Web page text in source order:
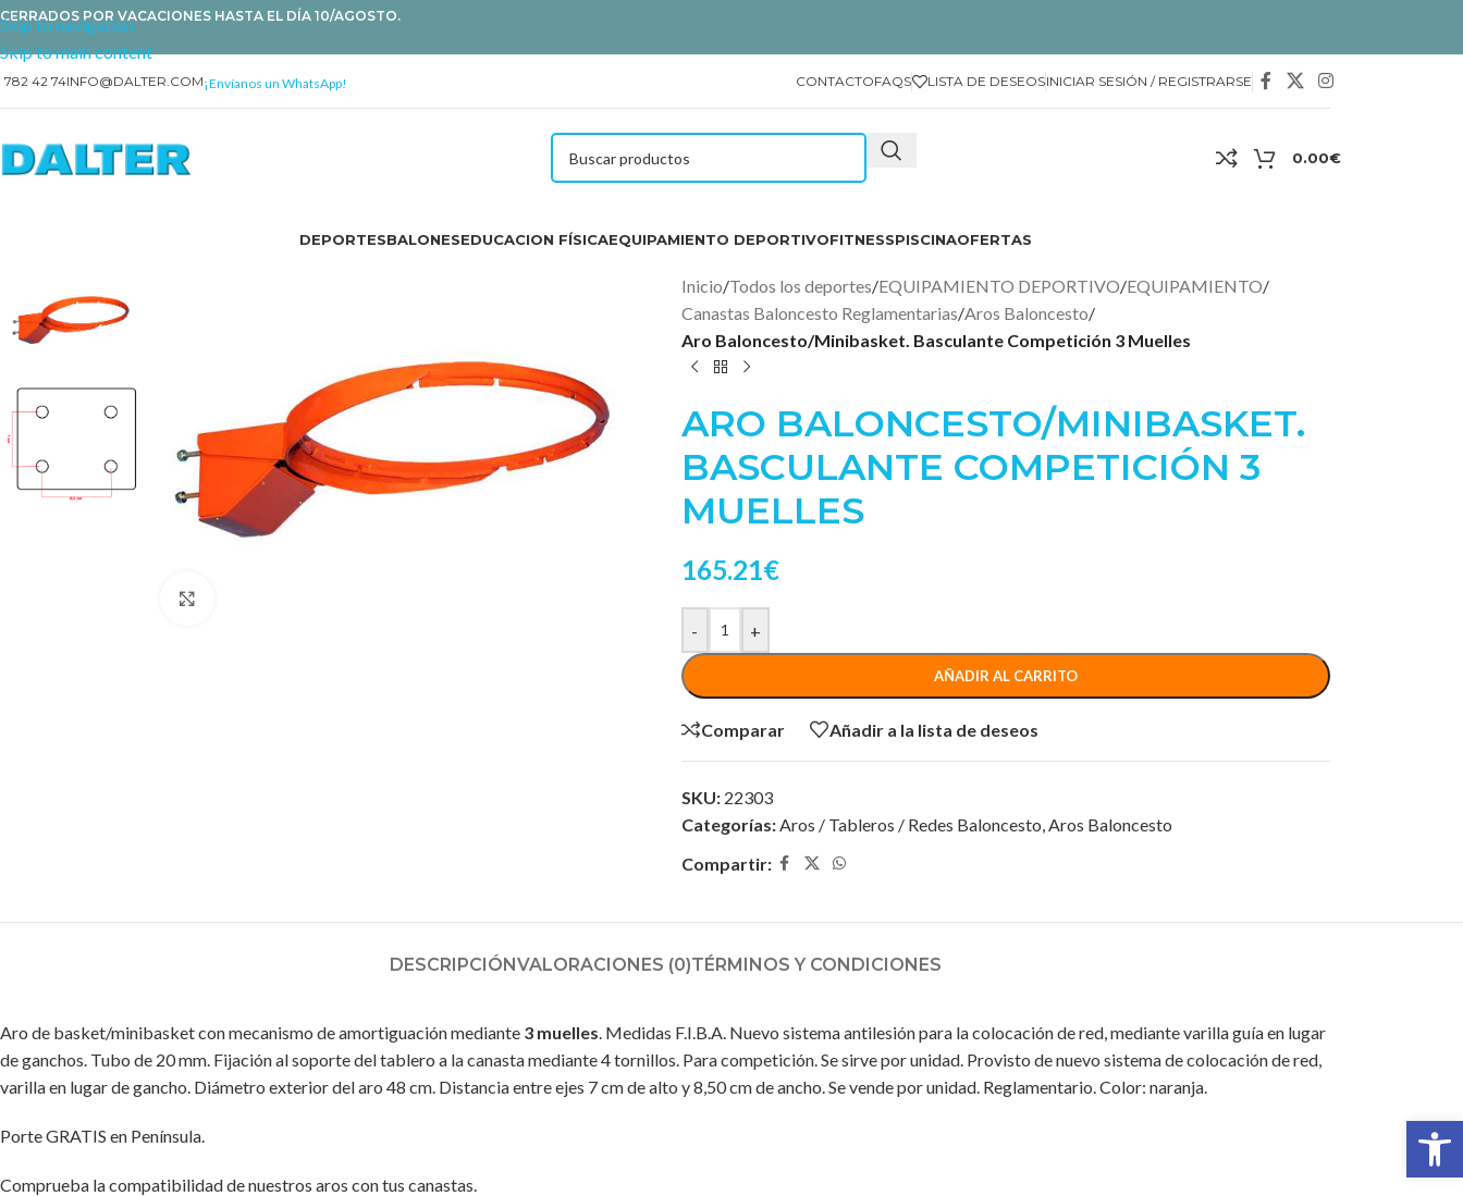
Skip to navigation
Skip to main content
CERRADOS POR VACACIONES HASTA EL DÍA 10/AGOSTO.
782 42 74INFO@DALTER.COM¡Envíanos un WhatsApp! CONTACTOFAQS LISTA DE DESEOSINICIAR SESIÓN / REGISTRARSE
0.00€
DEPORTESBALONESEDUCACION FÍSICAEQUIPAMIENTO DEPORTIVOFITNESSPISCINAOFERTAS
Inicio/Todos los deportes/EQUIPAMIENTO DEPORTIVO/EQUIPAMIENTO/
Canastas Baloncesto Reglamentarias/Aros Baloncesto/
Aro Baloncesto/Minibasket. Basculante Competición 3 Muelles
ARO BALONCESTO/MINIBASKET.
BASCULANTE COMPETICIÓN 3
MUELLES
165.21€
- +
AÑADIR AL CARRITO
Comparar Añadir a la lista de deseos
SKU: 22303
Categorías:Aros / Tableros / Redes Baloncesto,Aros Baloncesto
Compartir:
DESCRIPCIÓNVALORACIONES (0)TÉRMINOS Y CONDICIONES
Aro de basket/minibasket con mecanismo de amortiguación mediante 3 muelles. Medidas F.I.B.A. Nuevo sistema antilesión para la colocación de red, mediante varilla guía en lugar
de ganchos. Tubo de 20 mm. Fijación al soporte del tablero a la canasta mediante 4 tornillos. Para competición. Se sirve por unidad. Provisto de nuevo sistema de colocación de red,
varilla en lugar de gancho. Diámetro exterior del aro 48 cm. Distancia entre ejes 7 cm de alto y 8,50 cm de ancho. Se vende por unidad. Reglamentario. Color: naranja.
Porte GRATIS en Península.
Comprueba la compatibilidad de nuestros aros con tus canastas.
Abrir